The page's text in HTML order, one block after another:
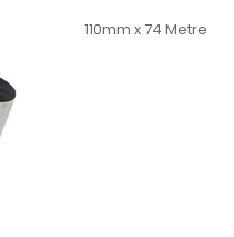
110mm x 74 Metre